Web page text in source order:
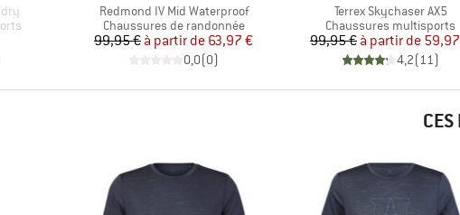
Article
Redmond IV Mid Waterproof
Product group
Chaussures de randonnée
Prix
99,95 € Prix réduit
à partir de 63,97 €
0,0(0)
Article
Terrex Skychaser AX5
Product group
Chaussures multisports
Prix
99,95 € Prix réduit
à partir de
4,2(11)